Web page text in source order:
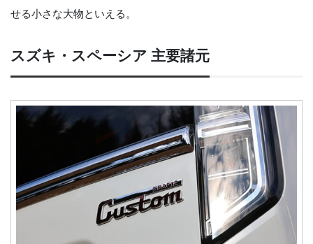
せる小さな大物といえる。
スズキ・スペーシア 主要諸元